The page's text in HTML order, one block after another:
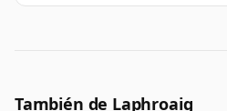
También de Laphroaig